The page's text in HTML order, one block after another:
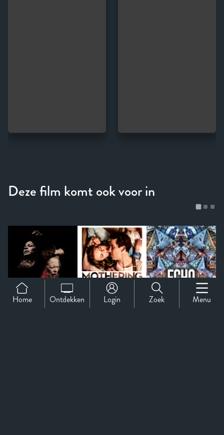
Home Ontdekken Login Zoek Menu